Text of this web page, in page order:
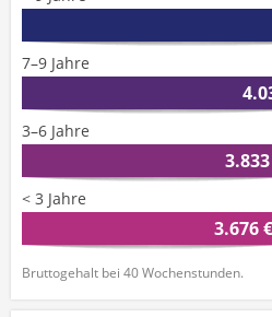
7–9 Jahre
3–6 Jahre
< 3 Jahre
3.676 €
Bruttogehalt bei 40 Wochenstunden.